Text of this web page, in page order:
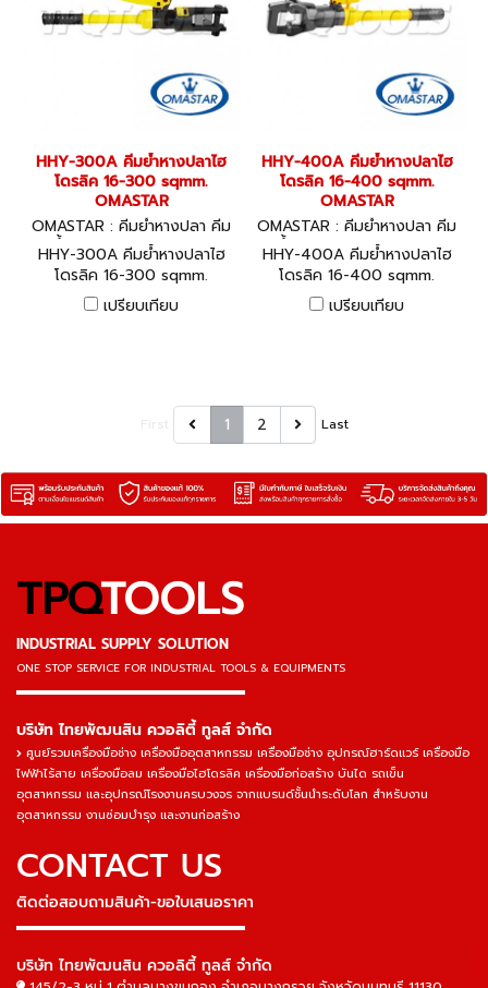
HHY-300A คีมย้ำหางปลาไฮ
โดรลิค 16-300 sqmm.
OMASTAR
OMASTAR : คีมย้ำหางปลา คีม
ย้ำไฮโดรลิค HHY-300A
HHY-300A คีมย้ำหางปลาไฮ
โดรลิค 16-300 sqmm.
OMASTAR
เปรียบเทียบ
HHY-400A คีมย้ำหางปลาไฮ
โดรลิค 16-400 sqmm.
OMASTAR
OMASTAR : คีมย้ำหางปลา คีม
ย้ำไฮโดรลิค HHY-400A
HHY-400A คีมย้ำหางปลาไฮ
โดรลิค 16-400 sqmm.
OMASTAR
เปรียบเทียบ
1 2 Last
TPQTOOLS
INDUSTRIAL SUPPLY SOLUTION
ONE STOP SERVICE FOR INDUSTRIAL TOOLS & EQUIPMENTS
▬▬▬▬▬▬▬▬▬▬▬▬▬▬▬
บริษัท ไทยพัฒนสิน ควอลิตี้ ทูลส์ จำกัด
ศูนย์รวมเครื่องมือช่าง เครื่องมืออุตสาหกรรม เครื่องมือช่าง อุปกรณ์ฮาร์ดแวร์ เครื่องมือ
ไฟฟ้าไร้สาย เครื่องมือลม เครื่องมือไฮโดรลิค เครื่องมือก่อสร้าง บันได รถเข็น
อุตสาหกรรม และอุปกรณ์โรงงานครบวงจร จากแบรนด์ชั้นนำระดับโลก สำหรับงาน
อุตสาหกรรม งานซ่อมบำรุง และงานก่อสร้าง
CONTACT US
ติดต่อสอบถามสินค้า-ขอใบเสนอราคา
▬▬▬▬▬▬▬▬▬▬▬▬▬▬▬
บริษัท ไทยพัฒนสิน ควอลิตี้ ทูลส์ จำกัด